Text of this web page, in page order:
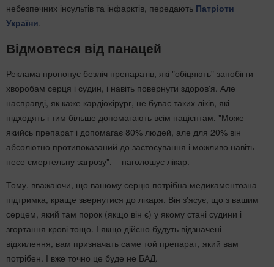
небезпечних інсультів та інфарктів, передають Патріоти
України
Відмовтеся від панацей
Реклама пропонує безліч препаратів, які "обіцяють" запобігти
хворобам серця і судин, і навіть повернути здоров'я. Але
насправді, як каже кардіохірург, не буває таких ліків, які
підходять і тим більше допомагають всім пацієнтам. "Може
якийсь препарат і допомагає 80% людей, але для 20% він
абсолютно протипоказаний до застосування і можливо навіть
несе смертельну загрозу", – наголошує лікар.
Тому, вважаючи, що вашому серцю потрібна медикаментозна
підтримка, краще звернутися до лікаря. Він з'ясує, що з вашим
серцем, який там порок (якщо він є) у якому стані судини і
згортання крові тощо. І якщо дійсно будуть відзначені
відхилення, вам призначать саме той препарат, який вам
потрібен. І вже точно це буде не БАД.